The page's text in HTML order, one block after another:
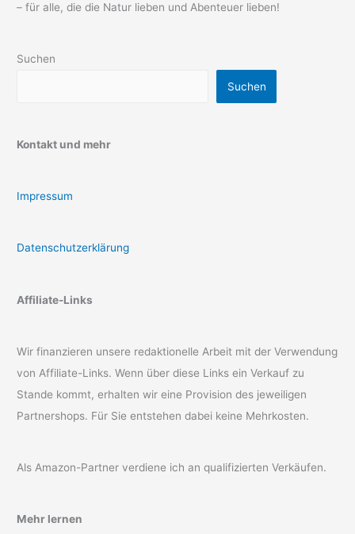
– für alle, die die Natur lieben und Abenteuer lieben!
Suchen
Suchen
Kontakt und mehr
Impressum
Datenschutzerklärung
Affiliate-Links
Wir finanzieren unsere redaktionelle Arbeit mit der Verwendung
von Affiliate-Links. Wenn über diese Links ein Verkauf zu
Stande kommt, erhalten wir eine Provision des jeweiligen
Partnershops. Für Sie entstehen dabei keine Mehrkosten.
Als Amazon-Partner verdiene ich an qualifizierten Verkäufen.
Mehr lernen